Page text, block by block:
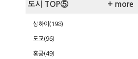
도시 TOP⑤ + more
상하이(198)
도쿄(96)
홍콩(49)